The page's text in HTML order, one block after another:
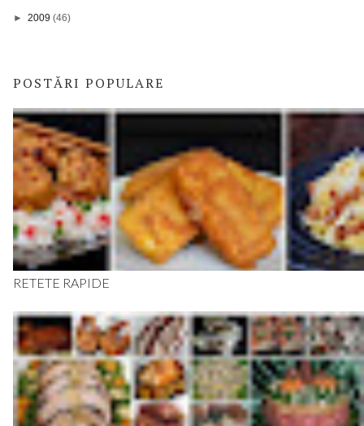
► 2009 (46)
POSTĂRI POPULARE
RETETE RAPIDE